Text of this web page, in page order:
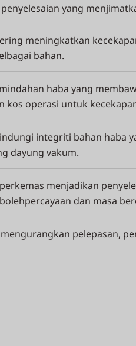
yang
meningkatkan
bahan.
haba yang
kos operasi untuk
integriti bahan haba
dayung vakum.
menjadikan
dan masa
pelepasan,